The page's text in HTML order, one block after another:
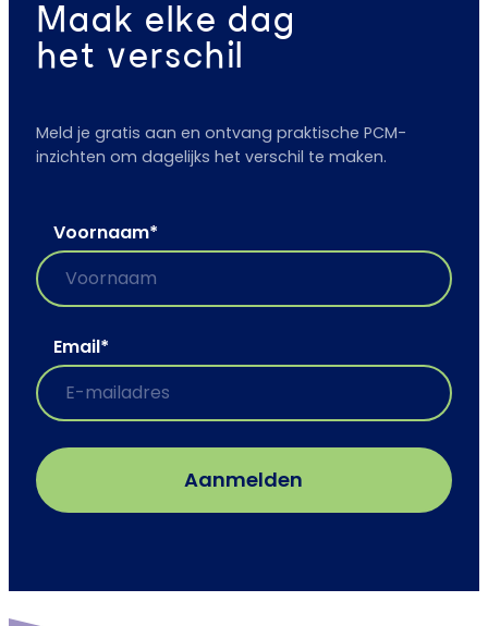
Maak elke dag
het verschil
Meld je gratis aan en ontvang praktische PCM-
inzichten om dagelijks het verschil te maken.
Voornaam*
Email*